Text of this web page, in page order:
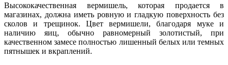
Высококачественная вермишель, которая продается в
магазинах, должна иметь ровную и гладкую поверхность без
сколов и трещинок. Цвет вермишели, благодаря муке и
наличию яиц, обычно равномерный золотистый, при
качественном замесе полностью лишенный белых или темных
пятнышек и вкраплений.